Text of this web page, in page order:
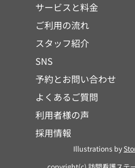
サービスと料金
ご利用の流れ
スタッフ紹介
SNS
予約とお問い合わせ
よくあるご質問
利用者様の声
採用情報
Illustrations by